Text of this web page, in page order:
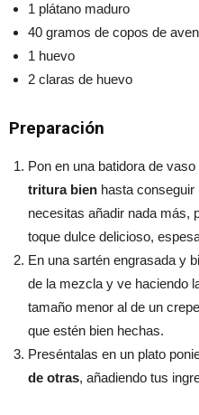
1 plátano maduro
40 gramos de copos de
1 huevo
2 claras de huevo
Preparación
Pon en una batidora de
tritura bien hasta conseguir
necesitas añadir nada más,
toque dulce delicioso,
En una sartén engrasada y
de la mezcla y ve haciendo
tamaño menor al de un
que estén bien hechas.
Preséntalas en un plato
de otras, añadiendo tus